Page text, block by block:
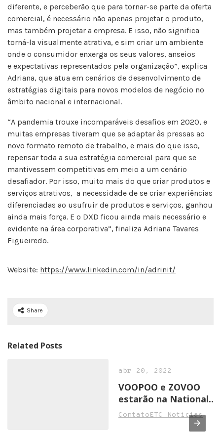
diferente, e perceberão que para tornar-se parte da oferta
comercial, é necessário não apenas projetar o produto,
mas também projetar a empresa. E isso, não significa
torná-la visualmente atrativa, e sim criar um ambiente
onde o consumidor enxerga os seus valores, anseios
e expectativas representados pela organização”, explica
Adriana, que atua em cenários de desenvolvimento de
estratégias digitais para novos modelos de negócio no
âmbito nacional e internacional.
“A pandemia trouxe incomparáveis desafios em 2020, e
muitas empresas tiveram que se adaptar às pressas ao
novo formato remoto de trabalho, e mais do que isso,
repensar toda a sua estratégia comercial para que se
mantivessem competitivas em meio a um cenário
desafiador. Por isso, muito mais do que criar produtos e
serviços atrativos, a necessidade de se criar experiências
diferenciadas ao usufruir de produtos e serviços, ganhou
ainda mais força. E o DXD ficou ainda mais necessário e
evidente na área corporativa”, finaliza Adriana Tavares
Figueiredo.
Website: https://www.linkedin.com/in/adrinit/
Share
Related Posts
abr 20, 2022
VOOPOO e ZOVOO
estarão na National
Convenience Show
2022 em Birmingham
ContatoETC Noticias